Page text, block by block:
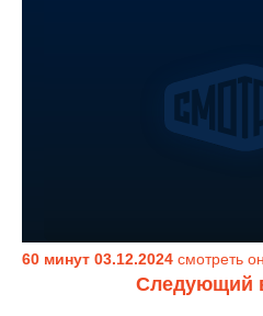
60 минут 03.12.2024 смотреть
Следующий